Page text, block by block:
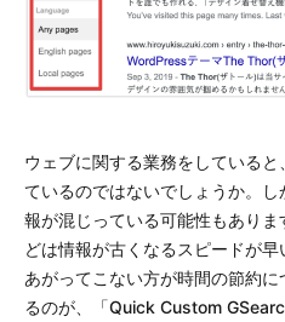
ウェブに関する業務をしている
ているのではないでしょうか。
報が混じっている可能性もあり
どは情報が古くなるスピードが
あがってこない方が時間の節約
るのが、「Quick Custom